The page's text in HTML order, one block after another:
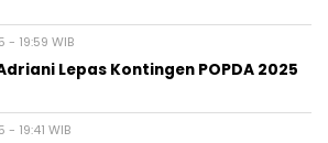
- 19:59 WIB
Lepas Kontingen POPDA 2025
19:41 WIB